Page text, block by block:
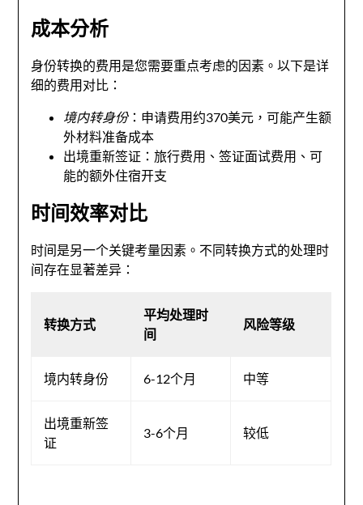
成本分析
身份转换的费用是您需要重点考虑的因素。以下是详
细的费用对比：
境内转身份：申请费用约370美元，可能产生额
外材料准备成本
出境重新签证：旅行费用、签证面试费用、可
能的额外住宿开支
时间效率对比
时间是另一个关键考量因素。不同转换方式的处理时
间存在显著差异：
转换方式
平均处理时
间
风险等级
境内转身份 6-12个月 中等
出境重新签
证
3-6个月 较低